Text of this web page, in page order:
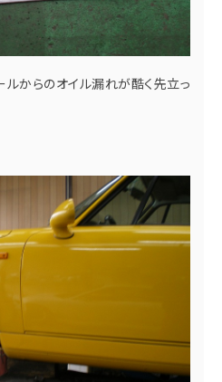
ルからのオイル漏れが酷く先立っ